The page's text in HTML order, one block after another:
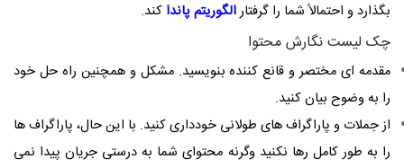
بگذارد و احتمالاً شما را گرفتارالگوریتم پاندا کند.
چک لیست نگارش محتوا
مقدمه ای مختصر و قانع کننده بنویسید. مشکل و همچنین راه حل خود
را به وضوح بیان کنید.
از جملات و پاراگراف های طولانی خودداری کنید. با این حال، پاراگراف ها
را به طور کامل رها نکنید وگرنه محتوای شما به درستی جریان پیدا نمی